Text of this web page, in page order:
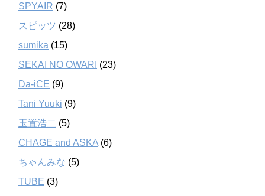
SPYAIR (7)
スピッツ (28)
sumika (15)
SEKAI NO OWARI (23)
Da-iCE (9)
Tani Yuuki (9)
玉置浩二 (5)
CHAGE and ASKA (6)
ちゃんみな (5)
TUBE (3)